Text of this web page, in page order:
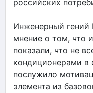
Инженерный гений
мнение о том, что
показали, что не
кондиционерами в
послужило
элемента из